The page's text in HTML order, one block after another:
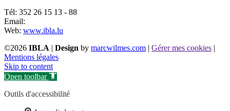
Tél: 352 26 15 13 - 88
Email:
Web: www.ibla.lu
©2026 IBLA | Design by marcwilmes.com | Gérer mes cookies |
Mentions légales
Skip to content
Open toolbar
Outils d'accessibilité